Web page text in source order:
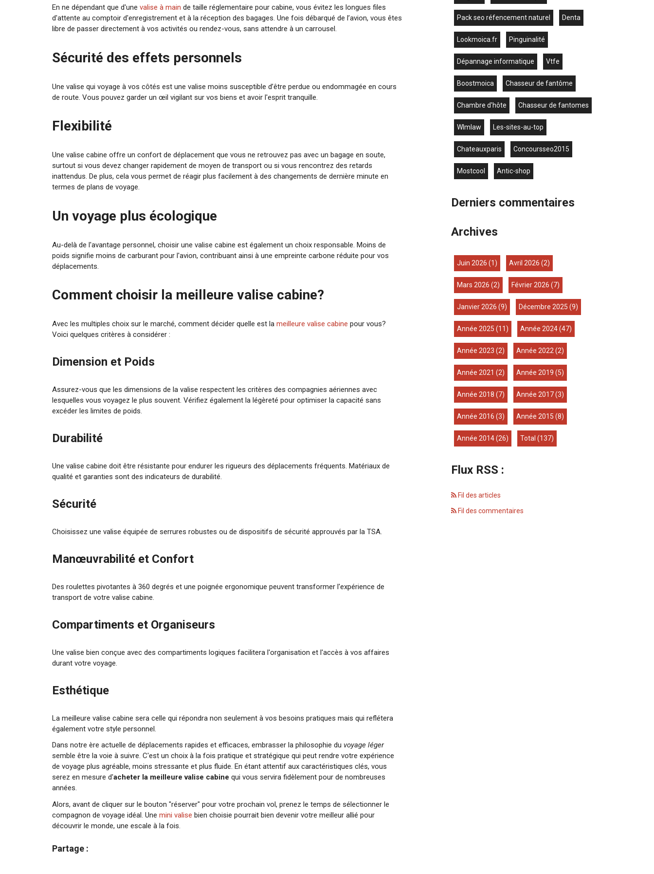
En ne dépendant que d'unevalise à main de taille réglementaire pour cabine, vous évitez les longues files
d'attente au comptoir d'enregistrement et à la réception des bagages. Une fois débarqué de l’avion, vous êtes
libre de passer directement à vos activités ou rendez-vous, sans attendre à un carrousel.
Sécurité des effets personnels
Une valise qui voyage à vos côtés est une valise moins susceptible d’être perdue ou endommagée en cours
de route. Vous pouvez garder un œil vigilant sur vos biens et avoir l'esprit tranquille.
Flexibilité
Une valise cabine offre un confort de déplacement que vous ne retrouvez pas avec un bagage en soute,
surtout si vous devez changer rapidement de moyen de transport ou si vous rencontrez des retards
inattendus. De plus, cela vous permet de réagir plus facilement à des changements de dernière minute en
termes de plans de voyage.
Un voyage plus écologique
Au-delà de l'avantage personnel, choisir une valise cabine est également un choix responsable. Moins de
poids signifie moins de carburant pour l'avion, contribuant ainsi à une empreinte carbone réduite pour vos
déplacements.
Comment choisir la meilleure valise cabine?
Avec les multiples choix sur le marché, comment décider quelle est lameilleure valise cabine pour vous?
Voici quelques critères à considérer :
Dimension et Poids
Assurez-vous que les dimensions de la valise respectent les critères des compagnies aériennes avec
lesquelles vous voyagez le plus souvent. Vérifiez également la légèreté pour optimiser la capacité sans
excéder les limites de poids.
Durabilité
Une valise cabine doit être résistante pour endurer les rigueurs des déplacements fréquents. Matériaux de
qualité et garanties sont des indicateurs de durabilité.
Sécurité
Choisissez une valise équipée de serrures robustes ou de dispositifs de sécurité approuvés par la TSA.
Manœuvrabilité et Confort
Des roulettes pivotantes à 360 degrés et une poignée ergonomique peuvent transformer l'expérience de
transport de votre valise cabine.
Compartiments et Organiseurs
Une valise bien conçue avec des compartiments logiques facilitera l'organisation et l'accès à vos affaires
durant votre voyage.
Esthétique
La meilleure valise cabine sera celle qui répondra non seulement à vos besoins pratiques mais qui reflétera
également votre style personnel.
Dans notre ère actuelle de déplacements rapides et efficaces, embrasser la philosophie du voyage léger
semble être la voie à suivre. C'est un choix à la fois pratique et stratégique qui peut rendre votre expérience
de voyage plus agréable, moins stressante et plus fluide. En étant attentif aux caractéristiques clés, vous
serez en mesure d'acheter la meilleure valise cabine qui vous servira fidèlement pour de nombreuses
années.
Alors, avant de cliquer sur le bouton "réserver" pour votre prochain vol, prenez le temps de sélectionner le
compagnon de voyage idéal. Unemini valise bien choisie pourrait bien devenir votre meilleur allié pour
découvrir le monde, une escale à la fois.
Partage :
pack seo réfencement naturel denta
lookmoica.fr Pinguinalité
dépannage informatique vtfe
boostmoica chasseur de fantôme
chambre d'hôte chasseur de fantomes
wlmlaw les-sites-au-top
chateauxparis concoursseo2015
mostcool antic-shop
Derniers commentaires
Archives
juin 2026 (1) avril 2026 (2)
mars 2026 (2) février 2026 (7)
janvier 2026 (9) décembre 2025 (9)
année 2025 (11) année 2024(47)
année 2023 (2) année 2022 (2)
année 2021 (2) année 2019 (5)
année 2018 (7) année 2017(3)
année 2016 (3) année 2015 (8)
année 2014(26) total (137)
Flux RSS :
Fil des articles
Fil des commentaires